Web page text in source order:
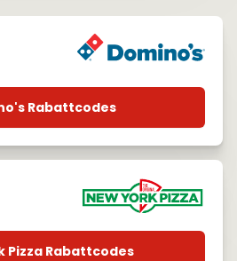
Rabattcodes
Pizza Rabattcodes